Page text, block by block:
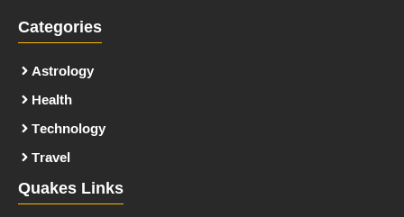
Categories
Astrology
Health
Technology
Travel
Quakes Links